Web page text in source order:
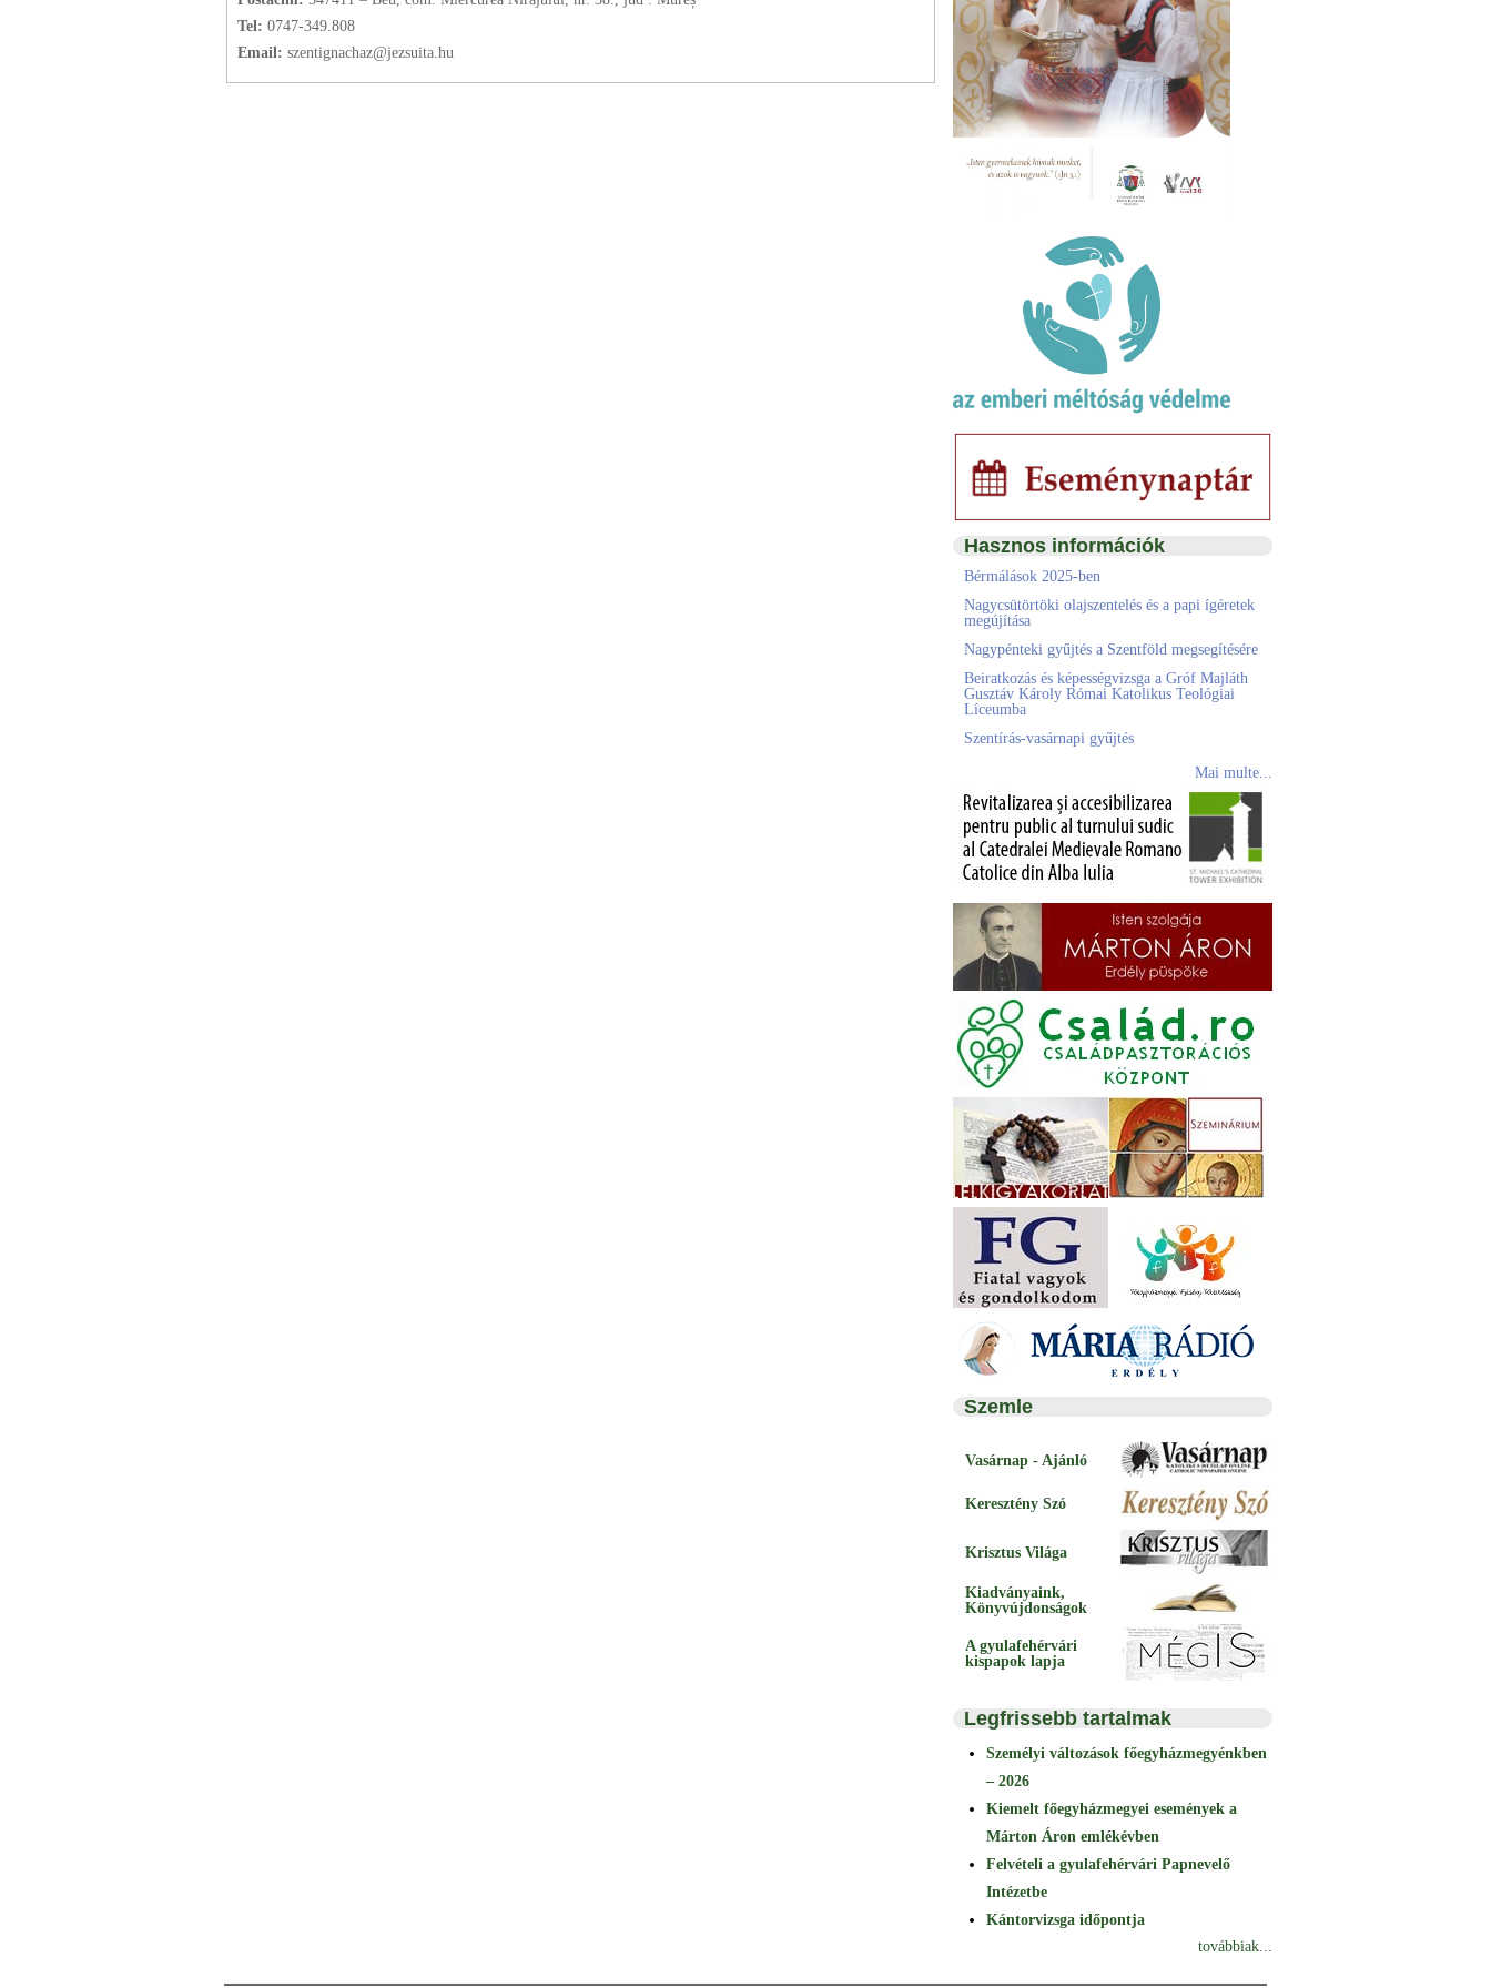
Tel: 0747-349.808
Email: szentignachaz@jezsuita.hu
Hasznos információk
Bérmálások 2025-ben
Nagycsütörtöki olajszentelés és a papi ígéretek
megújítása
Nagypénteki gyűjtés a Szentföld megsegítésére
Beiratkozás és képességvizsga a Gróf Majláth
Gusztáv Károly Római Katolikus Teológiai
Líceumba
Szentírás-vasárnapi gyűjtés
Mai multe...
Szemle
Vasárnap - Ajánló
Keresztény Szó
Krisztus Világa
Kiadványaink,
Könyvújdonságok
A gyulafehérvári
kispapok lapja
Legfrissebb tartalmak
Személyi változások főegyházmegyénkben
– 2026
Kiemelt főegyházmegyei események a
Márton Áron emlékévben
Felvételi a gyulafehérvári Papnevelő
Intézetbe
Kántorvizsga időpontja
továbbiak...